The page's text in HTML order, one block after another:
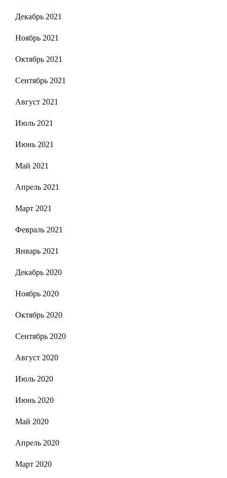
Декабрь 2021
Ноябрь 2021
Октябрь 2021
Сентябрь 2021
Август 2021
Июль 2021
Июнь 2021
Май 2021
Апрель 2021
Март 2021
Февраль 2021
Январь 2021
Декабрь 2020
Ноябрь 2020
Октябрь 2020
Сентябрь 2020
Август 2020
Июль 2020
Июнь 2020
Май 2020
Апрель 2020
Март 2020